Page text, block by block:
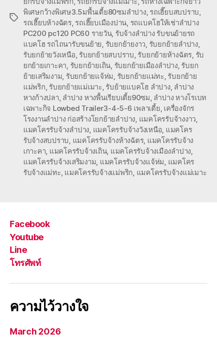
Tags
พิเศษกว้างพิเศษ3.5มพื้นเตี้ย80ซมลำปาง, รถเฮี๊ยบสบปราบ,
รถเฮี๊ยบห้างฉัตร, รถเฮี๊ยบเมืองปาน, รถแบคโฮให้เช่าลำปาง
PC200 pc120 PC60 รายวัน, รับจ้างลำปาง รับขนย้ายรถ
แบคโฮ รถไถนารับขนย้าย, รับยกย้ายงาว, รับยกย้ายลำปาง,
รับยกย้ายวังเหนือ, รับยกย้ายสบปราบ, รับยกย้ายห้างฉัตร, รับ
ยกย้ายเกาะคา, รับยกย้ายเถิน, รับยกย้ายเมืองลำปาง, รับยก
ย้ายเสริมงาม, รับยกย้ายแจ้ห่ม, รับยกย้ายแม่ทะ, รับยกย้าย
แม่พริก, รับยกย้ายแม่เมาะ, รับย้ายแบคโฮ ลำปาง, ลำปาง
หางก้างปลา, ลำปาง หางพื้นเรียบเตี้ย90ซม, ลำปาง หางโรเบท
เฉพาะกิจ Lowbed Trailer3-4-5-6 เพลาเตี้ย, เครื่องจักร
โรงงานลำปาง ก่อสร้างโยกย้ายลำปาง, แมคโครรับจ้างงาว,
แมคโครรับจ้างลำปาง, แมคโครรับจ้างวังเหนือ, แมคโคร
รับจ้างสบปราบ, แมคโครรับจ้างห้างฉัตร, แมคโครรับจ้าง
เกาะคา, แมคโครรับจ้างเถิน, แมคโครรับจ้างเมืองลำปาง,
แมคโครรับจ้างเสริมงาม, แมคโครรับจ้างแจ้ห่ม, แมคโคร
รับจ้างแม่ทะ, แมคโครรับจ้างแม่พริก, แมคโครรับจ้างแม่เมาะ
Facebook
Youtube
Line
โทรศัพท์
ความไว้วางใจ
March 2026